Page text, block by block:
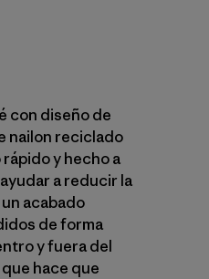
con diseño de
nailon reciclado
y hecho a
a reducir la
acabado
de forma
y fuera del
hace que